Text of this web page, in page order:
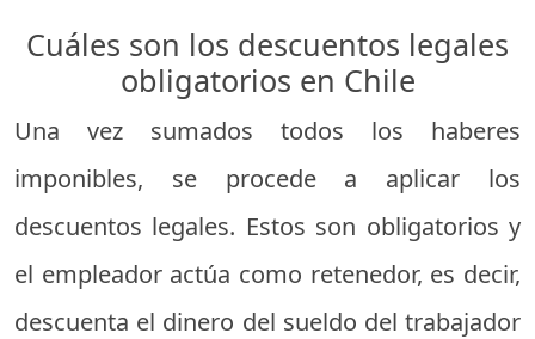
Cuáles son los descuentos legales
obligatorios en Chile
Una vez sumados todos los haberes
imponibles, se procede a aplicar los
descuentos legales. Estos son obligatorios y
el empleador actúa como retenedor, es decir,
descuenta el dinero del sueldo del trabajador